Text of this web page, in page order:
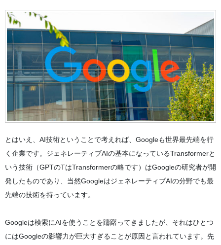
とはいえ、AI技術ということで考えれば、Googleも世界最先端を行
く企業です。ジェネレーティブAIの基本になっているTransformerと
いう技術（GPTのTはTransformerの略です）はGoogleの研究者が開
発したものであり、当然GoogleはジェネレーティブAIの分野でも最
先端の技術を持っています。
Googleは検索にAIを使うことを躊躇ってきましたが、それはひとつ
にはGoogleの影響力が巨大すぎることが原因と言われています。先